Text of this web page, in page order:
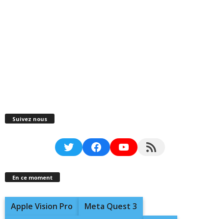
Suivez nous
TwitterFacebookYouTubeRSS Feed
En ce moment
Apple Vision Pro
Meta Quest 3